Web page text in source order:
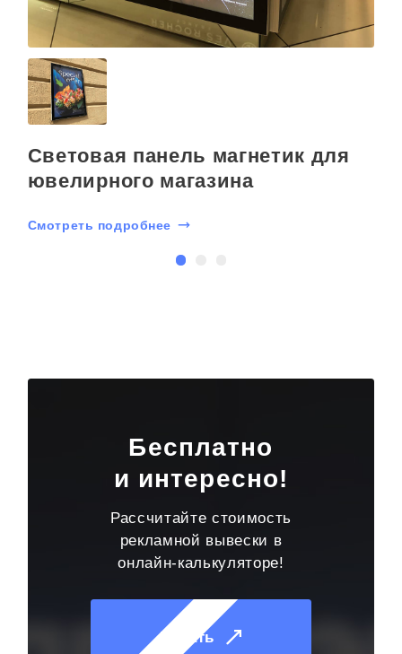
Световая панель магнетик для
ювелирного магазина
Смотреть подробнее
Бесплатно
и интересно!
Рассчитайте стоимость
рекламной вывески в
онлайн-калькуляторе!
Начать